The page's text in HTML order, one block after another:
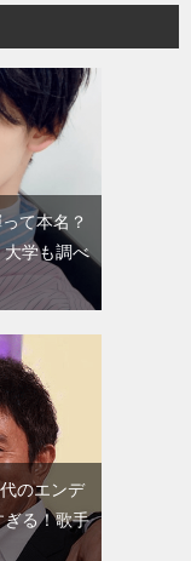
て本名？
大学も調べ
のエンデ
ぎる！歌手